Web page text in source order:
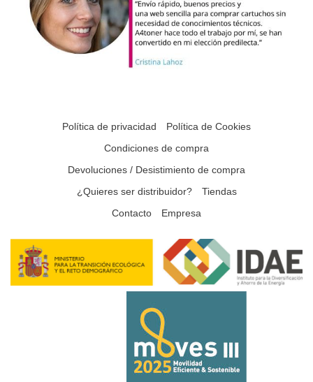
Política de privacidad
Política de Cookies
Condiciones de compra
Devoluciones / Desistimiento de compra
¿Quieres ser distribuidor?
Tiendas
Contacto
Empresa